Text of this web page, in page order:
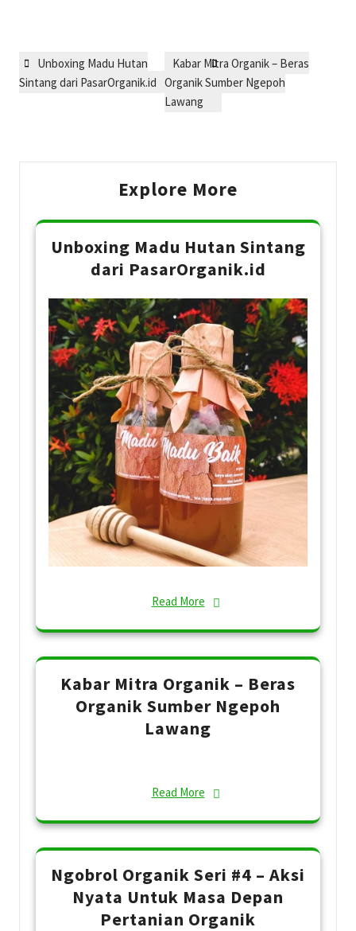
navigation
Previous
Post
Unboxing Madu Hutan
Sintang dari PasarOrganik.id
Next
Post
Kabar Mitra Organik – Beras
Organik Sumber Ngepoh
Lawang
Explore More
Unboxing Madu Hutan Sintang
dari PasarOrganik.id
Read More
Kabar Mitra Organik – Beras
Organik Sumber Ngepoh
Lawang
Read More
Ngobrol Organik Seri #4 – Aksi
Nyata Untuk Masa Depan
Pertanian Organik